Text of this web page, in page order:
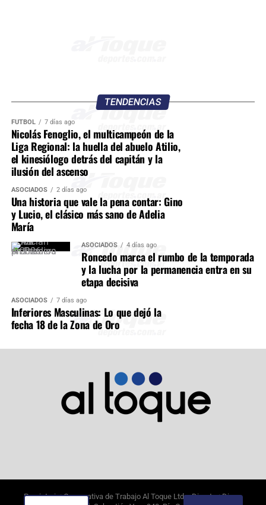
TENDENCIAS
FÚTBOL 7 días ago
Nicolás Fenoglio, el multicampeón de la
Liga Regional: la huella del abuelo Atilio,
el kinesiólogo detrás del capitán y la
ilusión del ascenso
ASOCIADOS 2 días ago
Una historia que vale la pena contar: Gino
y Lucio, el clásico más sano de Adelia
María
ASOCIADOS 4 días ago
Roncedo marca el rumbo de la temporada
y la lucha por la permanencia entra en su
etapa decisiva
ASOCIADOS 7 días ago
Inferiores Masculinas: Lo que dejó la
fecha 18 de la Zona de Oro
Propietario: Cooperativa de Trabajo Al Toque Ltda. Director: Diego